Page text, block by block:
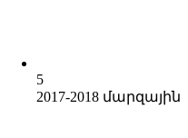
5
2017-2018 մարզային